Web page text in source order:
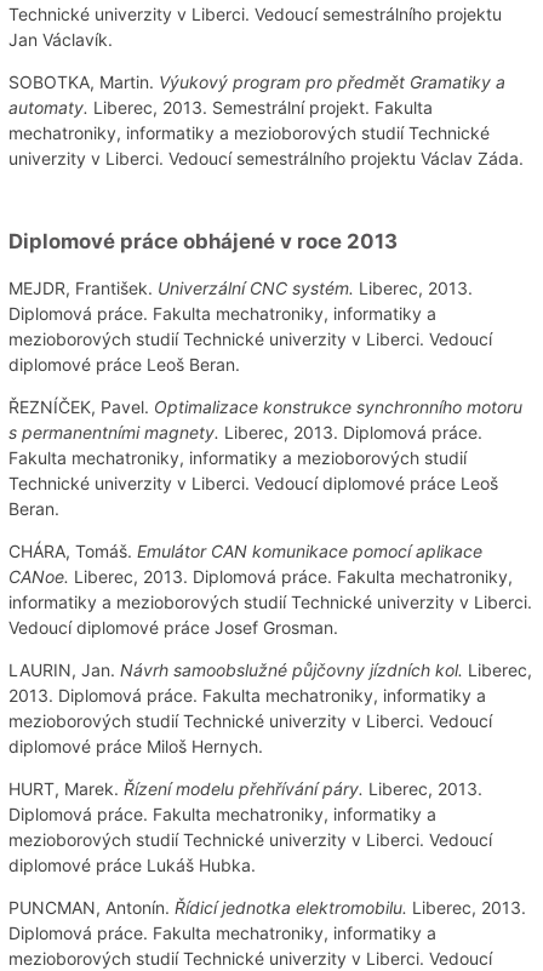
Technické univerzity v Liberci. Vedoucí semestrálního projektu
Jan Václavík.
SOBOTKA, Martin. Výukový program pro předmět Gramatiky a
automaty. Liberec, 2013. Semestrální projekt. Fakulta
mechatroniky, informatiky a mezioborových studií Technické
univerzity v Liberci. Vedoucí semestrálního projektu Václav Záda.
Diplomové práce obhájené v roce 2013
MEJDR, František. Univerzální CNC systém. Liberec, 2013.
Diplomová práce. Fakulta mechatroniky, informatiky a
mezioborových studií Technické univerzity v Liberci. Vedoucí
diplomové práce Leoš Beran.
ŘEZNÍČEK, Pavel. Optimalizace konstrukce synchronního motoru
s permanentními magnety. Liberec, 2013. Diplomová práce.
Fakulta mechatroniky, informatiky a mezioborových studií
Technické univerzity v Liberci. Vedoucí diplomové práce Leoš
Beran.
CHÁRA, Tomáš. Emulátor CAN komunikace pomocí aplikace
CANoe. Liberec, 2013. Diplomová práce. Fakulta mechatroniky,
informatiky a mezioborových studií Technické univerzity v Liberci.
Vedoucí diplomové práce Josef Grosman.
LAURIN, Jan. Návrh samoobslužné půjčovny jízdních kol. Liberec,
2013. Diplomová práce. Fakulta mechatroniky, informatiky a
mezioborových studií Technické univerzity v Liberci. Vedoucí
diplomové práce Miloš Hernych.
HURT, Marek. Řízení modelu přehřívání páry. Liberec, 2013.
Diplomová práce. Fakulta mechatroniky, informatiky a
mezioborových studií Technické univerzity v Liberci. Vedoucí
diplomové práce Lukáš Hubka.
PUNCMAN, Antonín. Řídicí jednotka elektromobilu. Liberec, 2013.
Diplomová práce. Fakulta mechatroniky, informatiky a
mezioborových studií Technické univerzity v Liberci. Vedoucí